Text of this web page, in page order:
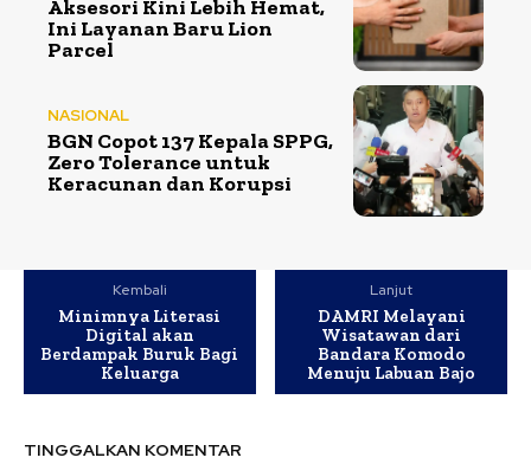
Aksesori Kini Lebih Hemat,
Ini Layanan Baru Lion
Parcel
NASIONAL
BGN Copot 137 Kepala SPPG,
Zero Tolerance untuk
Keracunan dan Korupsi
Kembali
Minimnya Literasi
Digital akan
Berdampak Buruk Bagi
Keluarga
Lanjut
DAMRI Melayani
Wisatawan dari
Bandara Komodo
Menuju Labuan Bajo
TINGGALKAN KOMENTAR